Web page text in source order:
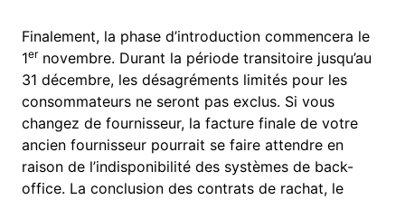
Finalement, la phase d’introduction commencera le
1ernovembre. Durant la période transitoire jusqu’au
31 décembre, les désagréments limités pour les
consommateurs ne seront pas exclus. Si vous
changez de fournisseur, la facture finale de votre
ancien fournisseur pourrait se faire attendre en
raison de l’indisponibilité des systèmes de back-
office. La conclusion des contrats de rachat, le